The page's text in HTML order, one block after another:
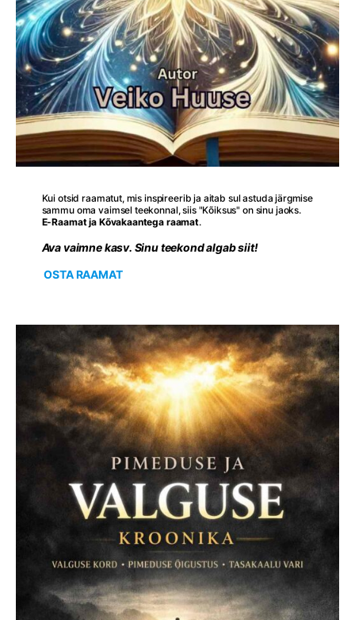
Kui otsid raamatut, mis inspireerib ja aitab sul astuda järgmise
sammu oma vaimsel teekonnal, siis "Kõiksus" on sinu jaoks.
E-Raamat ja Kõvakaantega raamat.
Ava vaimne kasv. Sinu teekond algab siit!
OSTA RAAMAT